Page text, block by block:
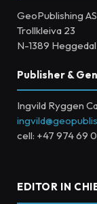
GeoPublishing AS
Trollkleiva 23
N-1389 Heggedal
Publisher &
Ingvild Ryggen
cell: +47 974 69
EDITOR IN